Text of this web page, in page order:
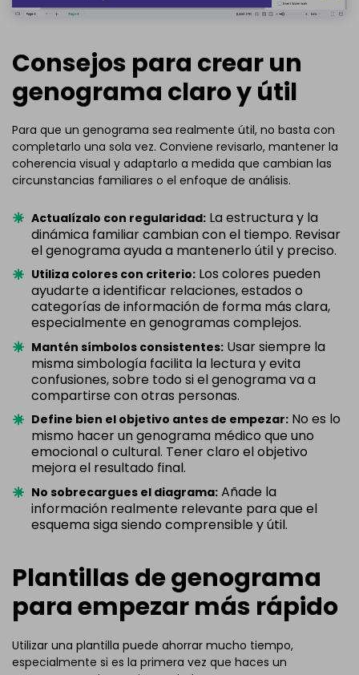
Consejos para crear un
genograma claro y útil
Para que un genograma sea realmente útil, no basta con
completarlo una sola vez. Conviene revisarlo, mantener la
coherencia visual y adaptarlo a medida que cambian las
circunstancias familiares o el enfoque de análisis.
Actualízalo con regularidad: La estructura y la
dinámica familiar cambian con el tiempo. Revisar
el genograma ayuda a mantenerlo útil y preciso.
Utiliza colores con criterio: Los colores pueden
ayudarte a identificar relaciones, estados o
categorías de información de forma más clara,
especialmente en genogramas complejos.
Mantén símbolos consistentes: Usar siempre la
misma simbología facilita la lectura y evita
confusiones, sobre todo si el genograma va a
compartirse con otras personas.
Define bien el objetivo antes de empezar: No es lo
mismo hacer un genograma médico que uno
emocional o cultural. Tener claro el objetivo
mejora el resultado final.
No sobrecargues el diagrama: Añade la
información realmente relevante para que el
esquema siga siendo comprensible y útil.
Plantillas de genograma
para empezar más rápido
Utilizar una plantilla puede ahorrar mucho tiempo,
especialmente si es la primera vez que haces un